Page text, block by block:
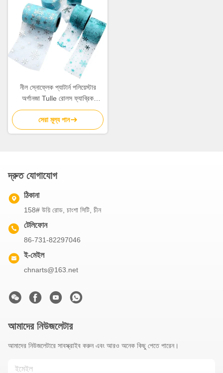
নীল স্নোফ্লেক প্যাটার্ন পলিয়েস্টার
অর্গানজা Tulle রোলস ফ্যাব্রিক
15.2cm
সেরা মূল্য পান
দ্রুত যোগাযোগ
ঠিকানা
158# উয়ি রোড, চাংশা সিটি, চীন
টেলিফোন
86-731-82297046
ই-মেইল
chnarts@163.net
আমাদের নিউজলেটার
আমাদের নিউজলেটারে সাবস্ক্রাইব করুন এবং আরও অনেক কিছু পেতে পারেন।